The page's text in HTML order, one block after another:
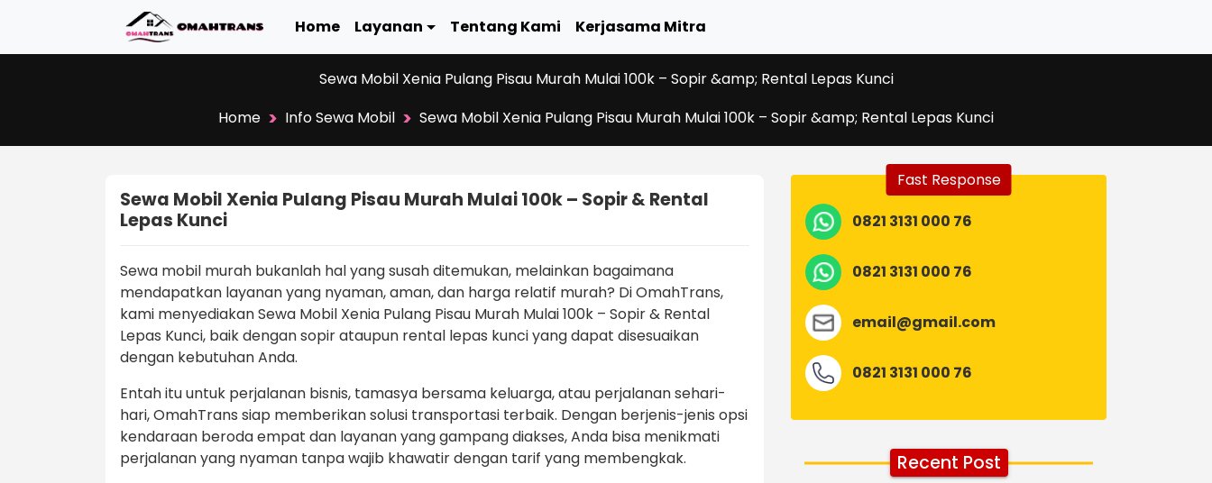
Home Layanan Tentang Kami Kerjasama Mitra
Sewa Mobil Xenia Pulang Pisau Murah Mulai 100k – Sopir &amp; Rental Lepas Kunci
Home > Info Sewa Mobil > Sewa Mobil Xenia Pulang Pisau Murah Mulai 100k – Sopir &amp; Rental Lepas Kunci
Sewa Mobil Xenia Pulang Pisau Murah Mulai 100k – Sopir & Rental
Lepas Kunci
Sewa mobil murah bukanlah hal yang susah ditemukan, melainkan bagaimana
mendapatkan layanan yang nyaman, aman, dan harga relatif murah? Di OmahTrans,
kami menyediakan Sewa Mobil Xenia Pulang Pisau Murah Mulai 100k – Sopir & Rental
Lepas Kunci, baik dengan sopir ataupun rental lepas kunci yang dapat disesuaikan
dengan kebutuhan Anda.
Entah itu untuk perjalanan bisnis, tamasya bersama keluarga, atau perjalanan sehari-
hari, OmahTrans siap memberikan solusi transportasi terbaik. Dengan berjenis-jenis opsi
kendaraan beroda empat dan layanan yang gampang diakses, Anda bisa menikmati
perjalanan yang nyaman tanpa wajib khawatir dengan tarif yang membengkak.
Fast Response
0821 3131 000 76
0821 3131 000 76
email@gmail.com
0821 3131 000 76
Recent Post